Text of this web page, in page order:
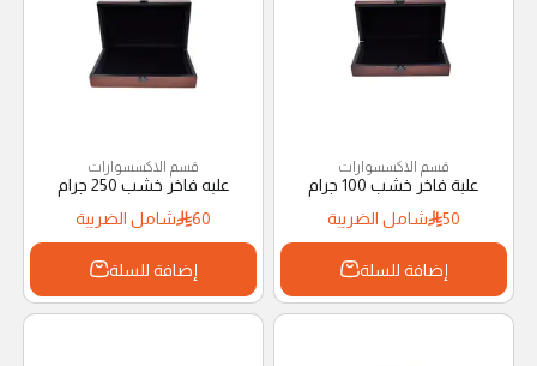
قسم الاكسسوارات
علبة فاخر خشب 100 جرام
50
شامل الضريبة
إضافة للسلة
قسم الاكسسوارات
علبه فاخر خشب 250 جرام
60
شامل الضريبة
إضافة للسلة